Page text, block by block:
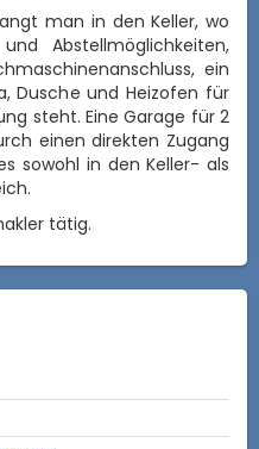
man in den Keller, wo
Abstellmöglichkeiten,
ein
Dusche und Heizofen für
steht. Eine Garage für 2
einen direkten Zugang
sowohl in den Keller- als
tätig.